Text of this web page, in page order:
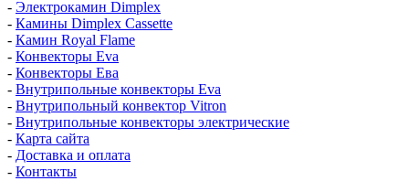
- Электрокамин Dimplex
- Камины Dimplex Cassette
- Камин Royal Flame
- Конвекторы Eva
- Конвекторы Ева
- Внутрипольные конвекторы Eva
- Внутрипольный конвектор Vitron
- Внутрипольные конвекторы электрические
- Карта сайта
- Доставка и оплата
- Контакты